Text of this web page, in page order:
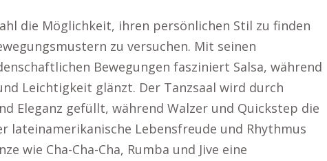
die Möglichkeit, ihren persönlichen Stil zu finden
zu versuchen. Mit seinen
Bewegungen fasziniert Salsa, während
Leichtigkeit glänzt. Der Tanzsaal wird durch
Eleganz gefüllt, während Walzer und Quickstep die
lateinamerikanische Lebensfreude und Rhythmus
wie Cha-Cha-Cha, Rumba und Jive eine